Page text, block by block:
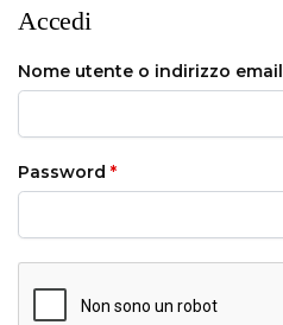
Accedi
Nome utente o indirizzo email
Password *